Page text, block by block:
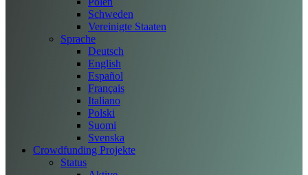
Schweden
Vereinigte Staaten
Sprache
Deutsch
English
Español
Français
Italiano
Polski
Suomi
Svenska
Crowdfunding Projekte
Status